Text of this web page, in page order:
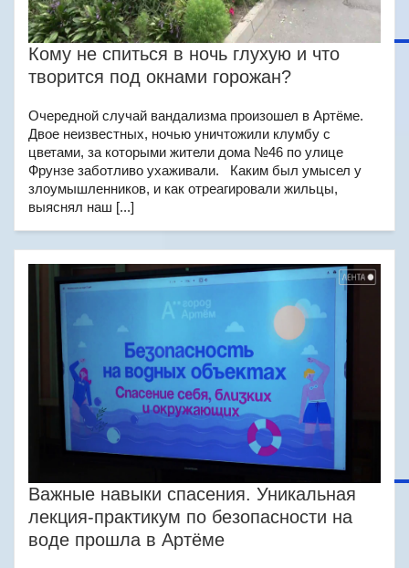
Кому не спиться в ночь глухую и что
творится под окнами горожан?
Очередной случай вандализма произошел в Артёме.
Двое неизвестных, ночью уничтожили клумбу с
цветами, за которыми жители дома №46 по улице
Фрунзе заботливо ухаживали. Каким был умысел у
злоумышленников, и как отреагировали жильцы,
выяснял наш [...]
Важные навыки спасения. Уникальная
лекция-практикум по безопасности на
воде прошла в Артёме